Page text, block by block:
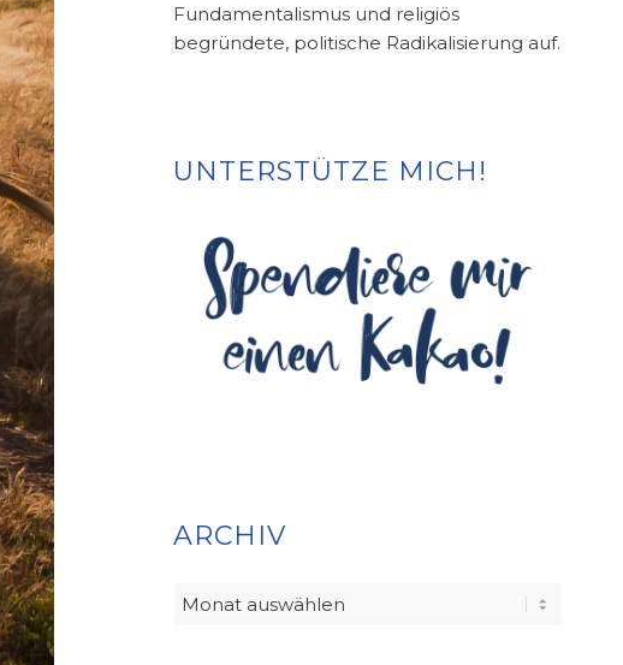
Fundamentalismus und religiös
begründete, politische Radikalisierung auf.
UNTERSTÜTZE MICH!
ARCHIV